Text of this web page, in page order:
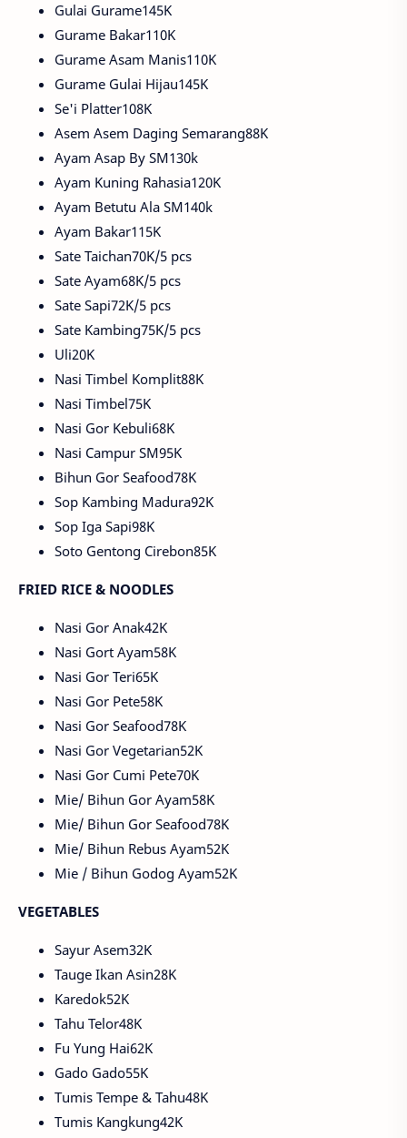
Gulai Gurame145K
Gurame Bakar110K
Gurame Asam Manis110K
Gurame Gulai Hijau145K
Se'i Platter108K
Asem Asem Daging Semarang88K
Ayam Asap By SM130k
Ayam Kuning Rahasia120K
Ayam Betutu Ala SM140k
Ayam Bakar115K
Sate Taichan70K/5 pcs
Sate Ayam68K/5 pcs
Sate Sapi72K/5 pcs
Sate Kambing75K/5 pcs
Uli20K
Nasi Timbel Komplit88K
Nasi Timbel75K
Nasi Gor Kebuli68K
Nasi Campur SM95K
Bihun Gor Seafood78K
Sop Kambing Madura92K
Sop Iga Sapi98K
Soto Gentong Cirebon85K
FRIED RICE & NOODLES
Nasi Gor Anak42K
Nasi Gort Ayam58K
Nasi Gor Teri65K
Nasi Gor Pete58K
Nasi Gor Seafood78K
Nasi Gor Vegetarian52K
Nasi Gor Cumi Pete70K
Mie/ Bihun Gor Ayam58K
Mie/ Bihun Gor Seafood78K
Mie/ Bihun Rebus Ayam52K
Mie / Bihun Godog Ayam52K
VEGETABLES
Sayur Asem32K
Tauge Ikan Asin28K
Karedok52K
Tahu Telor48K
Fu Yung Hai62K
Gado Gado55K
Tumis Tempe & Tahu48K
Tumis Kangkung42K